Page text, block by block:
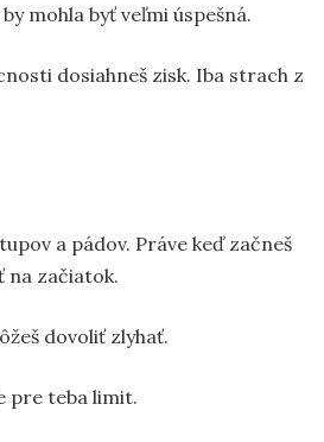
mohla byť veľmi úspešná.
dosiahneš zisk. Iba strach z
a pádov. Práve keď začneš
na začiatok.
dovoliť zlyhať.
pre teba limit.